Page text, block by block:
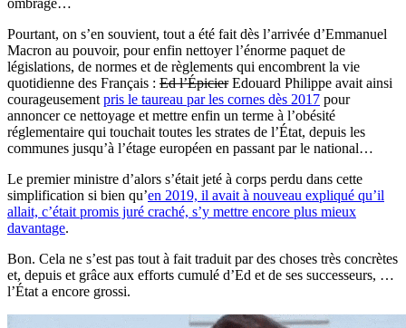
Pourtant, on s’en souvient, tout a été fait dès l’arrivée d’Emmanuel
Macron au pouvoir, pour enfin nettoyer l’énorme paquet de
législations, de normes et de règlements qui encombrent la vie
quotidienne des Français : Ed l’ÉpicierEdouard Philippe avait ainsi
courageusement pris le taureau par les cornes dès 2017 pour
annoncer ce nettoyage et mettre enfin un terme à l’obésité
réglementaire qui touchait toutes les strates de l’État, depuis les
communes jusqu’à l’étage européen en passant par le national…
Le premier ministre d’alors s’était jeté à corps perdu dans cette
simplification si bien qu’en 2019, il avait à nouveau expliqué qu’il
allait, c’était promis juré craché, s’y mettre encore plus mieux
davantage.
Bon. Cela ne s’est pas tout à fait traduit par des choses très concrètes
et, depuis et grâce aux efforts cumulé d’Ed et de ses successeurs, …
l’État a encore grossi.